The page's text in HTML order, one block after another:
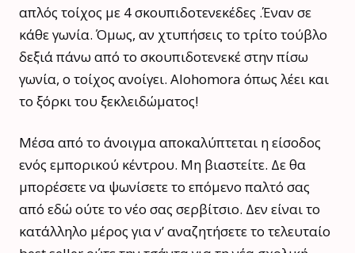
απλός τοίχος με 4 σκουπιδοτενεκέδες .Έναν σε
κάθε γωνία. Όμως, αν χτυπήσεις το τρίτο τούβλο
δεξιά πάνω από το σκουπιδοτενεκέ στην πίσω
γωνία, ο τοίχος ανοίγει. Alohomora όπως λέει και
το ξόρκι του ξεκλειδώματος!
Μέσα από το άνοιγμα αποκαλύπτεται η είσοδος
ενός εμπορικού κέντρου. Μη βιαστείτε. Δε θα
μπορέσετε να ψωνίσετε το επόμενο παλτό σας
από εδώ ούτε το νέο σας σερβίτσιο. Δεν είναι το
κατάλληλο μέρος για ν’ αναζητήσετε το τελευταίο